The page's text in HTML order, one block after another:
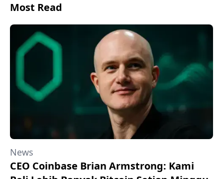
Most Read
News
CEO Coinbase Brian Armstrong: Kami